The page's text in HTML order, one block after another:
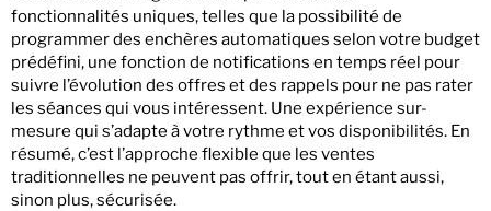
fonctionnalités uniques, telles que la possibilité de
programmer des enchères automatiques selon votre budget
prédéfini, une fonction de notifications en temps réel pour
suivre l’évolution des offres et des rappels pour ne pas rater
les séances qui vous intéressent. Une expérience sur-
mesure qui s’adapte à votre rythme et vos disponibilités. En
résumé, c’est l’approche flexible que les ventes
traditionnelles ne peuvent pas offrir, tout en étant aussi,
sinon plus, sécurisée.